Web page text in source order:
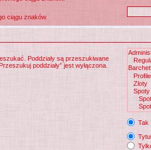
ciągu znaków.
Poddziały są przeszukiwane
poddziały” jest wyłączona.
Tak